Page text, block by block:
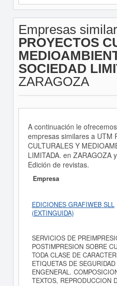
Empresas
PROYECTOS
SOCIEDAD
ZARAGOZA
A continuación le
empresas similares a UTM
CULTURALES Y
LIMITADA. en ZARAGOZA
Edición de revistas.
Empresa
EDICIONES GRAFIWEB SLL
(EXTINGUIDA)
SERVICIOS DE
POSTIMPRESION SOBRE
TODA CLASE DE
ETIQUETAS DE
ENGENERAL.
TEXTOS, REPRODUCCION